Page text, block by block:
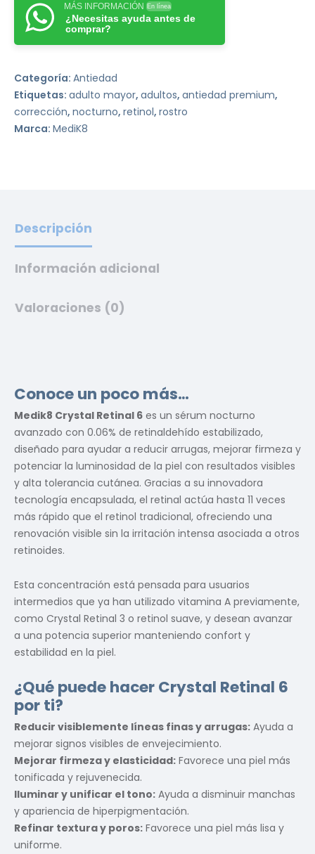
MÁS INFORMACIÓN En línea
¿Necesitas ayuda antes de
comprar?
Categoría: Antiedad
Etiquetas: adulto mayor, adultos, antiedad premium,
corrección, nocturno, retinol, rostro
Marca: MediK8
Descripción
Información adicional
Valoraciones (0)
Conoce un poco más…
Medik8 Crystal Retinal 6 es un sérum nocturno
avanzado con 0.06% de retinaldehído estabilizado,
diseñado para ayudar a reducir arrugas, mejorar firmeza y
potenciar la luminosidad de la piel con resultados visibles
y alta tolerancia cutánea. Gracias a su innovadora
tecnología encapsulada, el retinal actúa hasta 11 veces
más rápido que el retinol tradicional, ofreciendo una
renovación visible sin la irritación intensa asociada a otros
retinoides.
Esta concentración está pensada para usuarios
intermedios que ya han utilizado vitamina A previamente,
como Crystal Retinal 3 o retinol suave, y desean avanzar
a una potencia superior manteniendo confort y
estabilidad en la piel.
¿Qué puede hacer Crystal Retinal 6
por ti?
Reducir visiblemente líneas finas y arrugas: Ayuda a
mejorar signos visibles de envejecimiento.
Mejorar firmeza y elasticidad: Favorece una piel más
tonificada y rejuvenecida.
Iluminar y unificar el tono: Ayuda a disminuir manchas
y apariencia de hiperpigmentación.
Refinar textura y poros: Favorece una piel más lisa y
uniforme.